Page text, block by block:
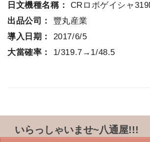
日文機種名稱： CRロボゲイシャ
出品公司： 豐丸産業
導入日期： 2017/6/5
大當確率： 1/319.7→1/48.5
いらっしゃいませ~八通屋!!!